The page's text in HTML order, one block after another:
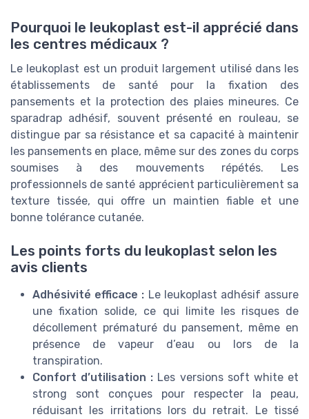
Pourquoi le leukoplast est-il apprécié dans
les centres médicaux ?
Le leukoplast est un produit largement utilisé dans les
établissements de santé pour la fixation des
pansements et la protection des plaies mineures. Ce
sparadrap adhésif, souvent présenté en rouleau, se
distingue par sa résistance et sa capacité à maintenir
les pansements en place, même sur des zones du corps
soumises à des mouvements répétés. Les
professionnels de santé apprécient particulièrement sa
texture tissée, qui offre un maintien fiable et une
bonne tolérance cutanée.
Les points forts du leukoplast selon les
avis clients
Adhésivité efficace : Le leukoplast adhésif assure
une fixation solide, ce qui limite les risques de
décollement prématuré du pansement, même en
présence de vapeur d’eau ou lors de la
transpiration.
Confort d’utilisation : Les versions soft white et
strong sont conçues pour respecter la peau,
réduisant les irritations lors du retrait. Le tissé